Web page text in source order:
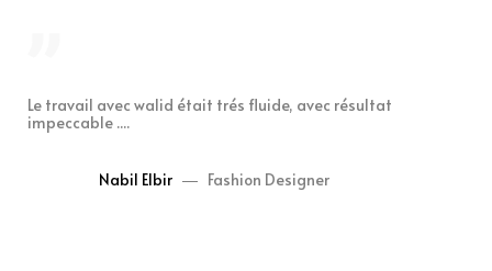
Le travail avec walid était trés fluide, avec résultat
impeccable ....
Nabil Elbir Fashion Designer